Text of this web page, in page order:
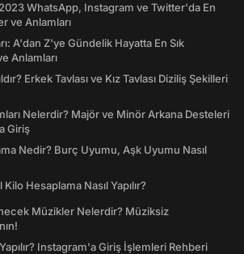
WhatsApp, Instagram ve Twitter'da En
ve Anlamları
A'dan Z'ye Gündelik Hayatta En Sık
Anlamları
Erkek Tavlası ve Kız Tavlası Diziliş Şekilleri
Nelerdir? Majör ve Minör Arkana Desteleri
Giriş
Nedir? Burç Uyumu, Aşk Uyumu Nasıl
Hesaplama Nasıl Yapılır?
Müzikler Nelerdir? Müziksiz
Instagram'a Giriş İşlemleri Rehberi